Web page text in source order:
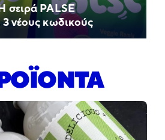
σειρά PALSE
3 νέους κωδικούς